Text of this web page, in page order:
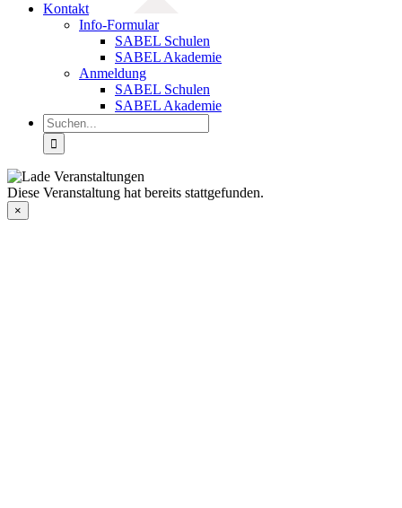
Kontakt
Info-Formular
SABEL Schulen
SABEL Akademie
Anmeldung
SABEL Schulen
SABEL Akademie
Suche
nach:
Diese Veranstaltung hat bereits stattgefunden.
×